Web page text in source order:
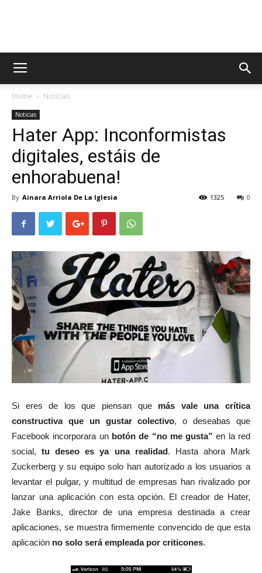
AppsTonic
Home Noticias
Noticias
Hater App: Inconformistas
digitales, estáis de
enhorabuena!
By Ainara Arriola De La Iglesia 0
1325
Si eres de los que piensan que más vale una crítica
constructiva que un gustar colectivo, o deseabas que
Facebook incorporara un botón de “no me gusta” en la red
social,tu deseo es ya una realidad. Hasta ahora Mark
Zuckerberg y su equipo solo han autorizado a los usuarios a
levantar el pulgar, y multitud de empresas han rivalizado por
lanzar una aplicación con esta opción. El creador de Hater,
Jake Banks, director de una empresa destinada a crear
aplicaciones, se muestra firmemente convencido de que esta
aplicación no solo será empleada por criticones.